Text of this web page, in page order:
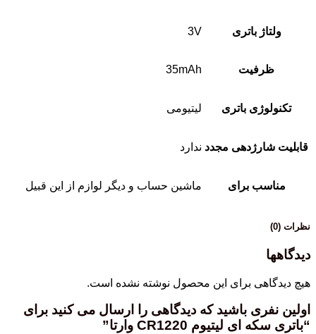
ولتاژ باتری 3V
ظرفیت 35mAh
تکنولوژی باتری لیتیومی
قابلیت شارژدهی مجدد ندارد
مناسب برای ماشین حساب و دیگر لوازم از این قبیل
نظرات (0)
دیدگاهها
هیچ دیدگاهی برای این محصول نوشته نشده است.
اولین نفری باشید که دیدگاهی را ارسال می کنید برای
“باتری سکه ای لیتیوم CR1220 وارتا”